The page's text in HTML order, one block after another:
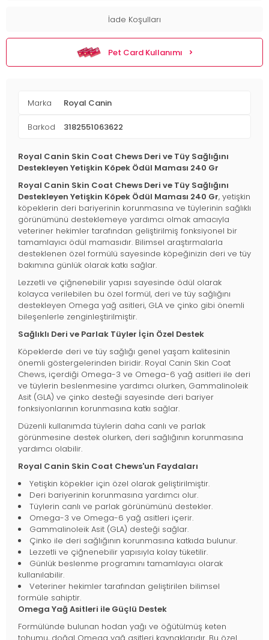
İade Koşulları
Pet Card Kullanımı
Marka Royal Canin
Barkod 3182551063622
Royal Canin Skin Coat Chews Deri ve Tüy Sağlığını
Destekleyen Yetişkin Köpek Ödül Maması 240 Gr
Royal Canin Skin Coat Chews Deri ve Tüy Sağlığını
Destekleyen Yetişkin Köpek Ödül Maması 240 Gr, yetişkin
köpeklerin deri bariyerinin korunmasına ve tüylerinin sağlıklı
görünümünü desteklemeye yardımcı olmak amacıyla
veteriner hekimler tarafından geliştirilmiş fonksiyonel bir
tamamlayıcı ödül mamasıdır. Bilimsel araştırmalarla
desteklenen özel formülü sayesinde köpeğinizin deri ve tüy
bakımına günlük olarak katkı sağlar.
Lezzetli ve çiğnenebilir yapısı sayesinde ödül olarak
kolayca verilebilen bu özel formül, deri ve tüy sağlığını
destekleyen Omega yağ asitleri, GLA ve çinko gibi önemli
bileşenlerle zenginleştirilmiştir.
Sağlıklı Deri ve Parlak Tüyler İçin Özel Destek
Köpeklerde deri ve tüy sağlığı genel yaşam kalitesinin
önemli göstergelerinden biridir. Royal Canin Skin Coat
Chews, içerdiği Omega-3 ve Omega-6 yağ asitleri ile deri
ve tüylerin beslenmesine yardımcı olurken, Gammalinoleik
Asit (GLA) ve çinko desteği sayesinde deri bariyer
fonksiyonlarının korunmasına katkı sağlar.
Düzenli kullanımda tüylerin daha canlı ve parlak
görünmesine destek olurken, deri sağlığının korunmasına
yardımcı olabilir.
Royal Canin Skin Coat Chews'un Faydaları
Yetişkin köpekler için özel olarak geliştirilmiştir.
Deri bariyerinin korunmasına yardımcı olur.
Tüylerin canlı ve parlak görünümünü destekler.
Omega-3 ve Omega-6 yağ asitleri içerir.
Gammalinoleik Asit (GLA) desteği sağlar.
Çinko ile deri sağlığının korunmasına katkıda bulunur.
Lezzetli ve çiğnenebilir yapısıyla kolay tüketilir.
Günlük beslenme programını tamamlayıcı olarak
kullanılabilir.
Veteriner hekimler tarafından geliştirilen bilimsel
formüle sahiptir.
Omega Yağ Asitleri ile Güçlü Destek
Formülünde bulunan hodan yağı ve öğütülmüş keten